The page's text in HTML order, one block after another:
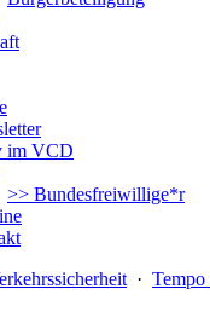
im VCD
>> Bundesfreiwillige*r
· Tempo